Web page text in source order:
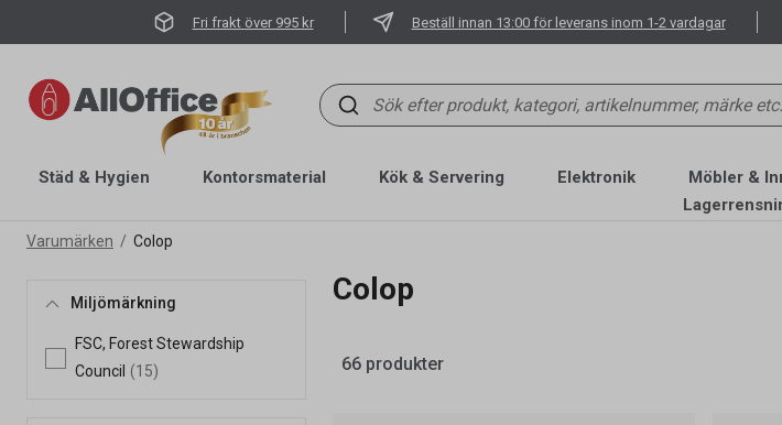
Fri frakt över 995 kr Beställ innan 13:00 för leverans inom 1-2 vardagar
Städ & Hygien Kontorsmaterial Kök & Servering Elektronik Möbler &
Varumärken Colop
Miljömärkning
FSC, Forest Stewardship
Council (15)
Colop
66 produkter